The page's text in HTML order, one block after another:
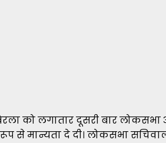
को लगातार दूसरी बार लोकसभा
से मान्यता दे दी। लोकसभा